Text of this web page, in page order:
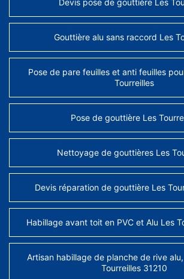
Devis pose de gouttière Les
Gouttière alu sans raccord Les
Pose de pare feuilles et anti feuilles
Tourreilles
Pose de gouttière Les
Nettoyage de gouttières Les
Devis réparation de gouttière Les
Habillage avant toit en PVC et Alu Les
Artisan habillage de planche de rive
Tourreilles 31210